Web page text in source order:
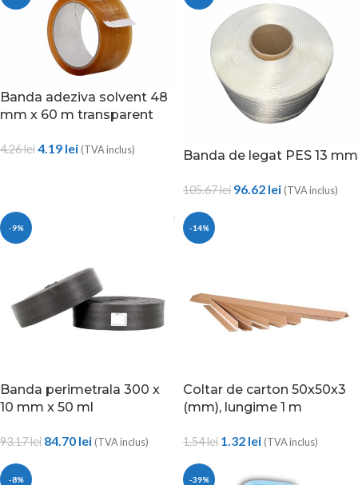
Banda adeziva solvent 48
mm x 60 m transparent
4.26lei4.19 lei (TVA inclus) Banda de legat PES 13 mm
105.67lei 96.62 lei (TVA inclus)
-9%
Banda perimetrala 300 x
10 mm x 50 ml
93.17lei 84.70 lei (TVA inclus)
-14%
Coltar de carton 50x50x3
(mm), lungime 1 m
1.54lei 1.32 lei (TVA inclus)
-8% -39%